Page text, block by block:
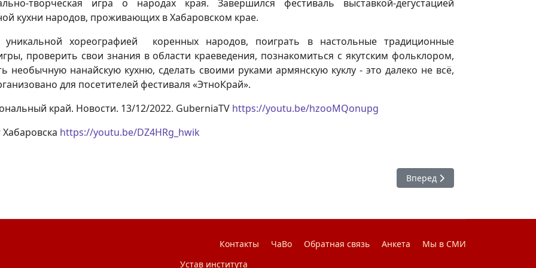
творческая игра о народах края. Завершился фестиваль выставкой-дегустацией
кухни народов, проживающих в Хабаровском крае.
уникальной хореографией коренных народов, поиграть в настольные традиционные
проверить свои знания в области краеведения, познакомиться с якутским фольклором,
необычную нанайскую кухню, сделать своими руками армянскую куклу - это далеко не всё,
для посетителей фестиваля «ЭтноКрай».
край. Новости. 13/12/2022. GuberniaTV https://youtu.be/hzooMQonupg
https://youtu.be/DZ4HRg_hwik
социального клуба «В кругу друзей» Следующий: Праздник для
Вперед
Контакты ЧаВо Обратная связь Анкета
Мы в СМИ
Устав института